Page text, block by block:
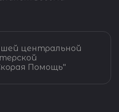
центральной
Помощь"